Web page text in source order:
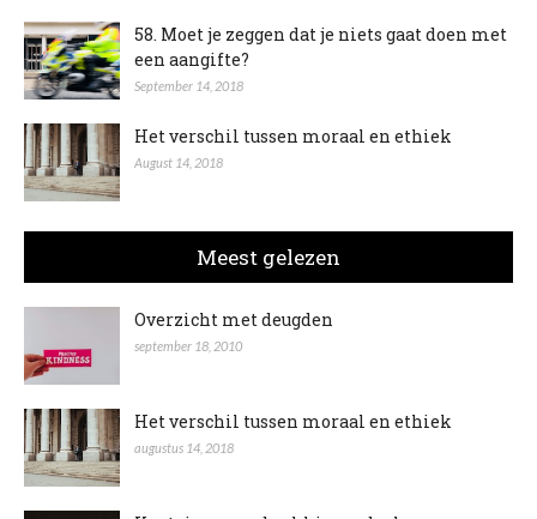
58. Moet je zeggen dat je niets gaat doen met
een aangifte?
September 14, 2018
Het verschil tussen moraal en ethiek
August 14, 2018
Meest gelezen
Overzicht met deugden
september 18, 2010
Het verschil tussen moraal en ethiek
augustus 14, 2018